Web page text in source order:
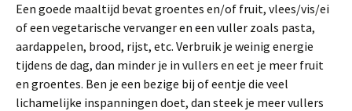
Een goede maaltijd bevat groentes en/of fruit, vlees/vis/ei
of een vegetarische vervanger en een vuller zoals pasta,
aardappelen, brood, rijst, etc. Verbruik je weinig energie
tijdens de dag, dan minder je in vullers en eet je meer fruit
en groentes. Ben je een bezige bij of eentje die veel
lichamelijke inspanningen doet, dan steek je meer vullers